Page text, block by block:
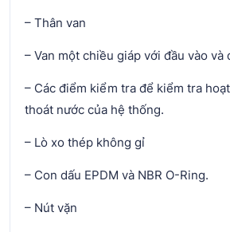
– Thân van
– Van một chiều giáp với đầu vào và
– Các điểm kiểm tra để kiểm tra
thoát nước của hệ thống.
– Lò xo thép không gỉ
– Con dấu EPDM và NBR O-Ring.
– Nút vặn